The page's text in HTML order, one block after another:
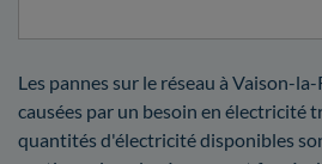
Les pannes sur le réseau à Vaison-
causées par un besoin en électricité
quantités d'électricité disponibles